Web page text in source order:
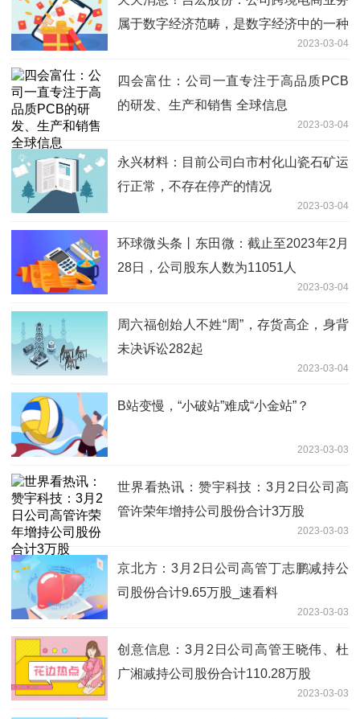
属于数字经济范畴，是数字经济中的一种
2023-03-04
四会富仕：公司一直专注于高品质PCB
的研发、生产和销售 全球信息
2023-03-04
永兴材料：目前公司白市村化山瓷石矿运
行正常，不存在停产的情况
2023-03-04
环球微头条丨东田微：截止至2023年2月
28日，公司股东人数为11051人
2023-03-04
周六福创始人不姓“周”，存货高企，身背
未决诉讼282起
2023-03-04
B站变慢，“小破站”难成“小金站”？
2023-03-03
世界看热讯：赞宇科技：3月2日公司高
管许荣年增持公司股份合计3万股
2023-03-03
京北方：3月2日公司高管丁志鹏减持公
司股份合计9.65万股_速看料
2023-03-03
创意信息：3月2日公司高管王晓伟、杜
广湘减持公司股份合计110.28万股
2023-03-03